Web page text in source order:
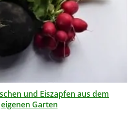
und Eiszapfen aus dem
eigenen Garten